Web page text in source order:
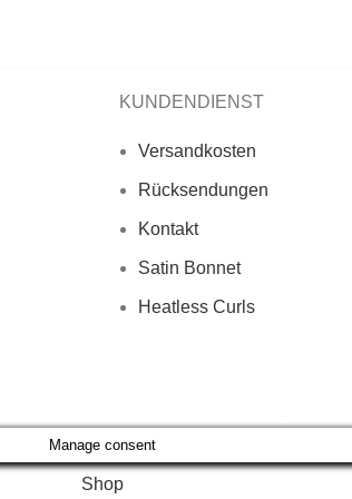
KUNDENDIENST
Versandkosten
Rücksendungen
Kontakt
Satin Bonnet
Heatless Curls
Manage consent
Shop